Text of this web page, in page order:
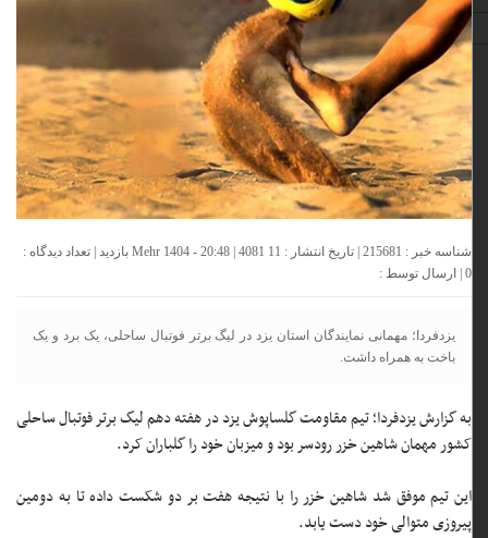
شناسه خبر : 215681 | تاریخ انتشار : 11 Mehr 1404 - 20:48 | 4081 بازدید | تعداد دیدگاه :
| ارسال توسط :
یزدفردا؛ مهمانی نمایندگان استان یزد در لیگ برتر فوتبال ساحلی، یک برد و یک
باخت به همراه داشت.
به گزارش یزدفردا؛ تیم مقاومت گلساپوش یزد در هفته دهم لیگ برتر فوتبال ساحلی
کشور مهمان شاهین خزر رودسر بود و میزبان خود را گلباران کرد.
این تیم موفق شد شاهین خزر را با نتیجه هفت بر دو شکست داده تا به دومین
پیروزی متوالی خود دست یابد.